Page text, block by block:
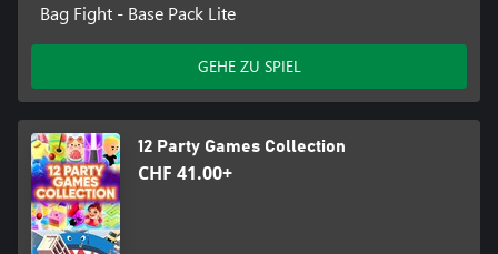
Bag Fight - Base Pack Lite
GEHE ZU SPIEL
12 Party Games Collection
CHF 41.00+